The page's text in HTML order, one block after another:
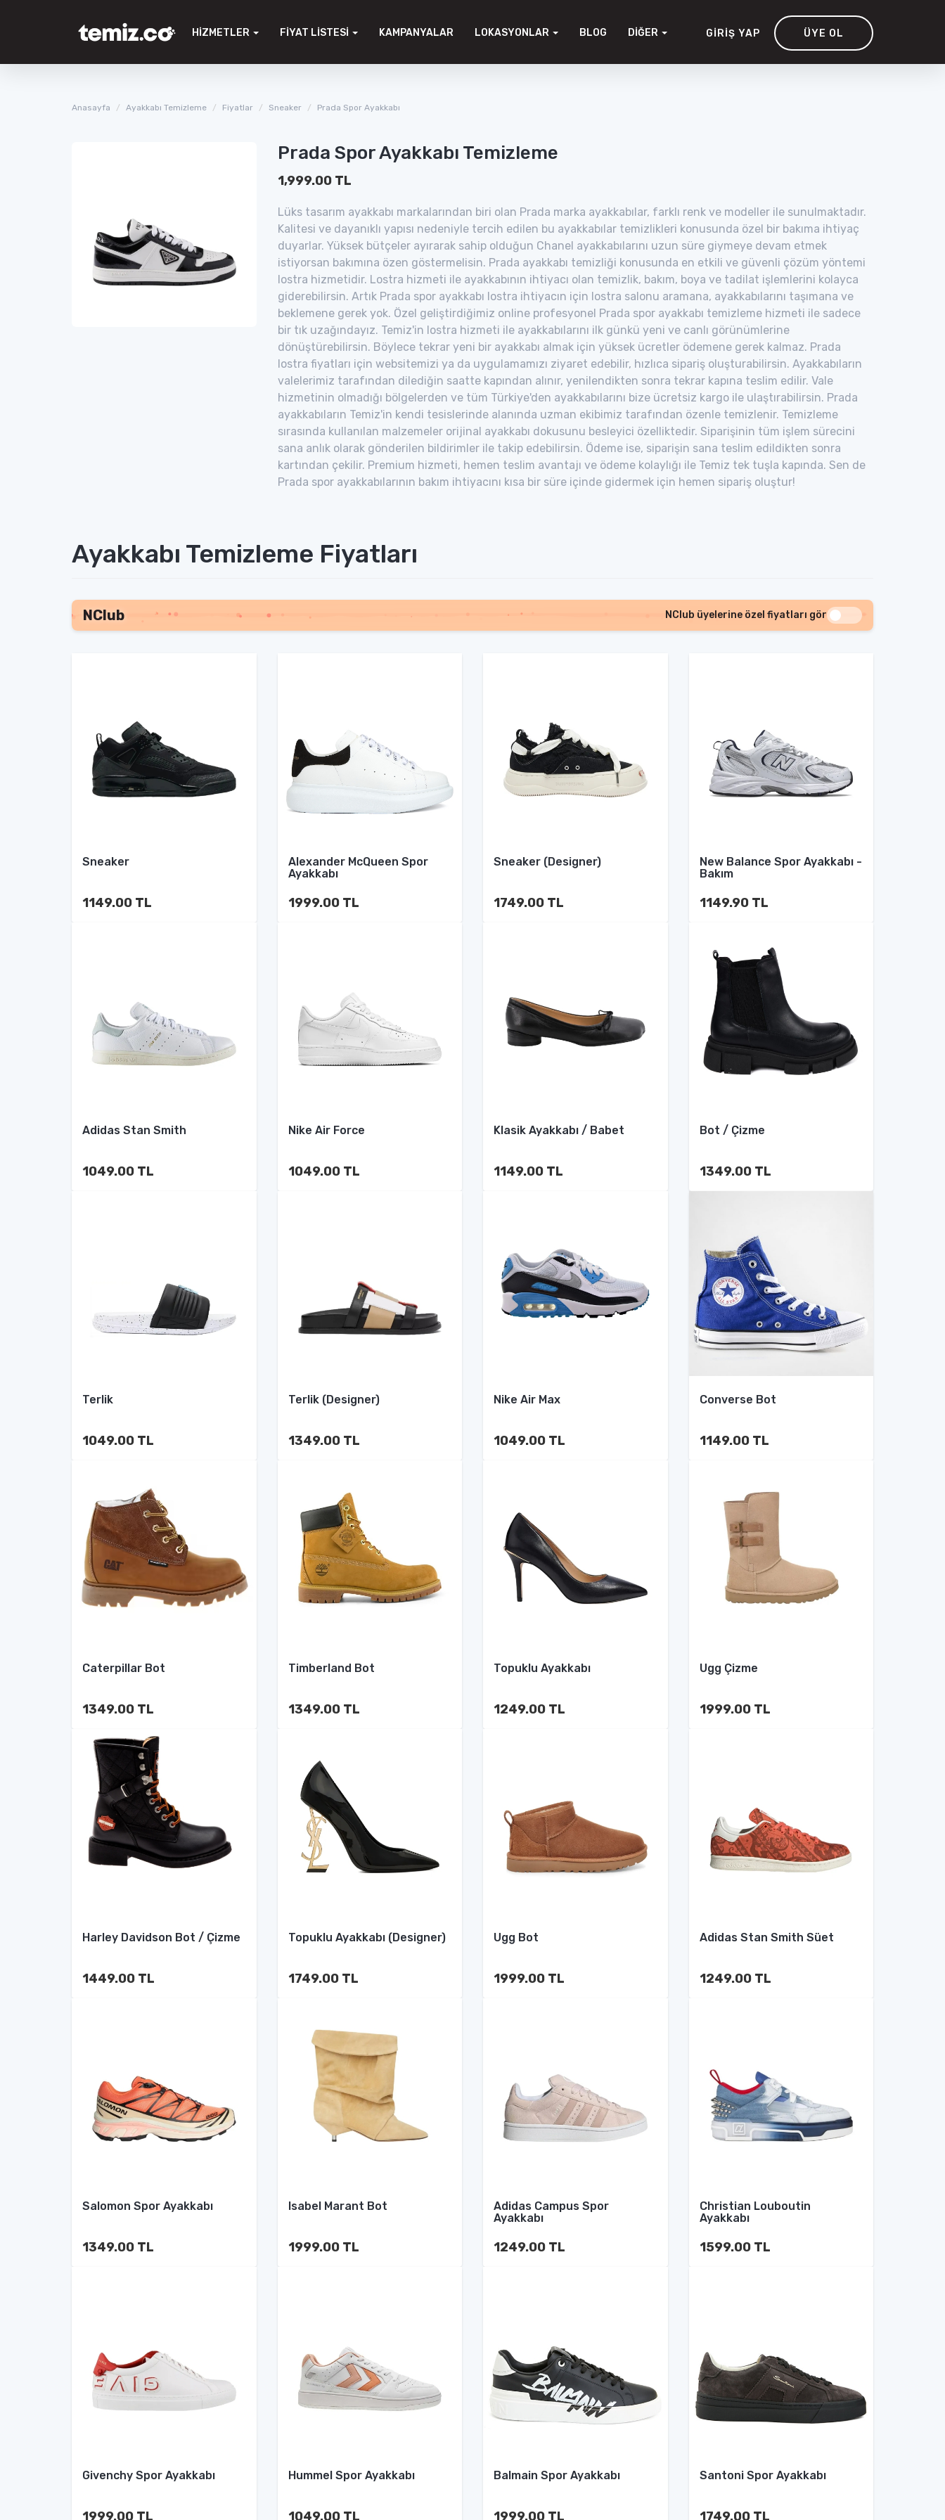
HIZMETLER FIYAT LISTESI KAMPANYALAR LOKASYONLAR BLOG DIĞER GIRIŞ YAP ÜYE OL
Anasayfa Ayakkabı Temizleme Fiyatlar Sneaker Prada Spor Ayakkabı
Prada Spor Ayakkabı Temizleme
1,999.00 TL
Lüks tasarım ayakkabı markalarından biri olan Prada marka ayakkabılar, farklı renk ve modeller ile sunulmaktadır.
Kalitesi ve dayanıklı yapısı nedeniyle tercih edilen bu ayakkabılar temizlikleri konusunda özel bir bakıma ihtiyaç
duyarlar. Yüksek bütçeler ayırarak sahip olduğun Chanel ayakkabılarını uzun süre giymeye devam etmek
istiyorsan bakımına özen göstermelisin. Prada ayakkabı temizliği konusunda en etkili ve güvenli çözüm yöntemi
lostra hizmetidir. Lostra hizmeti ile ayakkabının ihtiyacı olan temizlik, bakım, boya ve tadilat işlemlerini kolayca
giderebilirsin. Artık Prada spor ayakkabı lostra ihtiyacın için lostra salonu aramana, ayakkabılarını taşımana ve
beklemene gerek yok. Özel geliştirdiğimiz online profesyonel Prada spor ayakkabı temizleme hizmeti ile sadece
bir tık uzağındayız. Temiz'in lostra hizmeti ile ayakkabılarını ilk günkü yeni ve canlı görünümlerine
dönüştürebilirsin. Böylece tekrar yeni bir ayakkabı almak için yüksek ücretler ödemene gerek kalmaz. Prada
lostra fiyatları için websitemizi ya da uygulamamızı ziyaret edebilir, hızlıca sipariş oluşturabilirsin. Ayakkabıların
valelerimiz tarafından dilediğin saatte kapından alınır, yenilendikten sonra tekrar kapına teslim edilir. Vale
hizmetinin olmadığı bölgelerden ve tüm Türkiye'den ayakkabılarını bize ücretsiz kargo ile ulaştırabilirsin. Prada
ayakkabıların Temiz'in kendi tesislerinde alanında uzman ekibimiz tarafından özenle temizlenir. Temizleme
sırasında kullanılan malzemeler orijinal ayakkabı dokusunu besleyici özelliktedir. Siparişinin tüm işlem sürecini
sana anlık olarak gönderilen bildirimler ile takip edebilirsin. Ödeme ise, siparişin sana teslim edildikten sonra
kartından çekilir. Premium hizmeti, hemen teslim avantajı ve ödeme kolaylığı ile Temiz tek tuşla kapında. Sen de
Prada spor ayakkabılarının bakım ihtiyacını kısa bir süre içinde gidermek için hemen sipariş oluştur!
Ayakkabı Temizleme Fiyatları
NClub NClub üyelerine özel fiyatları gör
Sneaker
1149.00 TL
Alexander McQueen Spor
Ayakkabı
1999.00 TL
Sneaker (Designer)
1749.00 TL
New Balance Spor Ayakkabı -
Bakım
1149.90 TL
Adidas Stan Smith
1049.00 TL
Nike Air Force
1049.00 TL
Klasik Ayakkabı / Babet
1149.00 TL
Bot / Çizme
1349.00 TL
Terlik
1049.00 TL
Terlik (Designer)
1349.00 TL
Nike Air Max
1049.00 TL
Converse Bot
1149.00 TL
Caterpillar Bot
1349.00 TL
Timberland Bot
1349.00 TL
Topuklu Ayakkabı
1249.00 TL
Ugg Çizme
1999.00 TL
Harley Davidson Bot / Çizme
1449.00 TL
Topuklu Ayakkabı (Designer)
1749.00 TL
Ugg Bot
1999.00 TL
Adidas Stan Smith Süet
1249.00 TL
Salomon Spor Ayakkabı
1349.00 TL
Isabel Marant Bot
1999.00 TL
Adidas Campus Spor
Ayakkabı
1249.00 TL
Christian Louboutin
Ayakkabı
1599.00 TL
Givenchy Spor Ayakkabı
1999.00 TL
Hummel Spor Ayakkabı
1049.00 TL
Balmain Spor Ayakkabı
1999.00 TL
Santoni Spor Ayakkabı
1749.00 TL